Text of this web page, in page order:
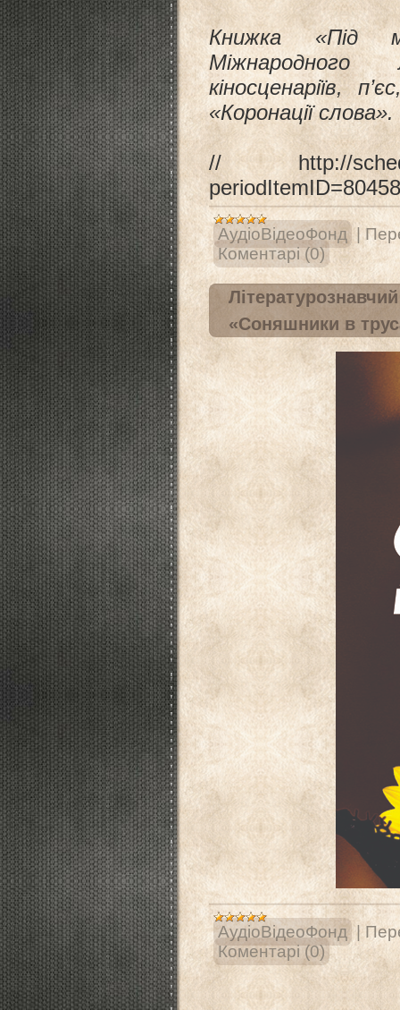
Книжка «Під
Міжнародного
кіносценаріїв,
«Коронації слова».
// http://
АудіоВідеоФонд
Коментарі (0)
«Соняшники в
АудіоВідеоФонд |
Коментарі (0)